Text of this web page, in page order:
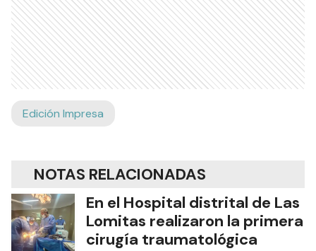
Edición Impresa
NOTAS RELACIONADAS
En el Hospital distrital de Las
Lomitas realizaron la primera
cirugía traumatológica